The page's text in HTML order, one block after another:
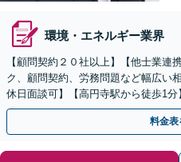
環境・エネルギー業界
【顧問契約２０社以上】【他士業連
ク、顧問契約、労務問題など幅広い
休日面談可】【高円寺駅から徒歩1分
料金表